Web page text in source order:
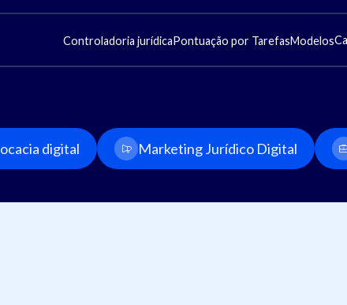
Controladoria jurídicaPontuação por TarefasModelos
digital Marketing Jurídico Digital